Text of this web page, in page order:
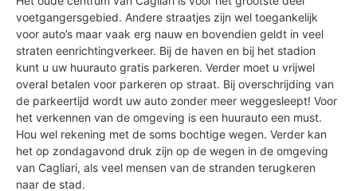
voetgangersgebied. Andere straatjes zijn wel toegankelijk
voor auto’s maar vaak erg nauw en bovendien geldt in veel
straten eenrichtingverkeer. Bij de haven en bij het stadion
kunt u uw huurauto gratis parkeren. Verder moet u vrijwel
overal betalen voor parkeren op straat. Bij overschrijding van
de parkeertijd wordt uw auto zonder meer weggesleept! Voor
het verkennen van de omgeving is een huurauto een must.
Hou wel rekening met de soms bochtige wegen. Verder kan
het op zondagavond druk zijn op de wegen in de omgeving
van Cagliari, als veel mensen van de stranden terugkeren
naar de stad.